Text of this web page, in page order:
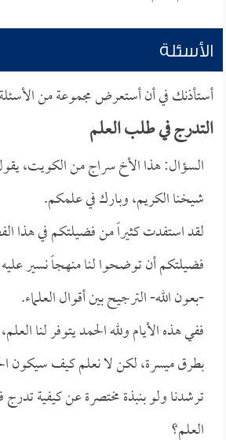
الأسئلة
أستأذنك في أن أستعرض مجموعة من الأسئلة
التدرج في طلب العلم
السؤال: هذا الأخ سراج من الكويت،
شيخنا الكريم، وبارك في علمكم.
لقد استفدت كثيراً من فضيلتكم في هذا
فضيلتكم أن توضحوا لنا منهجاً نسير
-بعون الله- الترجيح بين أقوال العلماء.
ففي هذه الأيام ولله الحمد يتوفر لنا
بطرق ميسرة، لكن لا نعلم كيف سيكون
ترشدنا ولو بنبذة مختصرة عن كيفية
العلم؟